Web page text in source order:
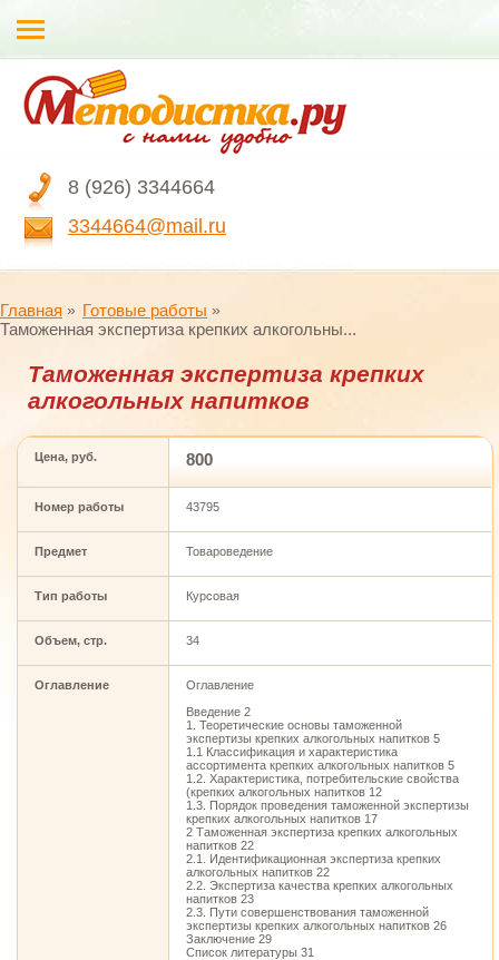
8 (926) 3344664
3344664@mail.ru
Главная
Готовые работы
Таможенная экспертиза крепких алкогольны...
Таможенная экспертиза крепких
алкогольных напитков
Цена, руб. 800
Номер работы 43795
Предмет Товароведение
Тип работы Курсовая
Объем, стр. 34
Оглавление
Оглавление
Введение 2
1. Теоретические основы таможенной
экспертизы крепких алкогольных напитков 5
1.1 Классификация и характеристика
ассортимента крепких алкогольных напитков 5
1.2. Характеристика, потребительские свойства
(крепких алкогольных напитков 12
1.3. Порядок проведения таможенной экспертизы
крепких алкогольных напитков 17
2 Таможенная экспертиза крепких алкогольных
напитков 22
2.1. Идентификационная экспертиза крепких
алкогольных напитков 22
2.2. Экспертиза качества крепких алкогольных
напитков 23
2.3. Пути совершенствования таможенной
экспертизы крепких алкогольных напитков 26
Заключение 29
Список литературы 31